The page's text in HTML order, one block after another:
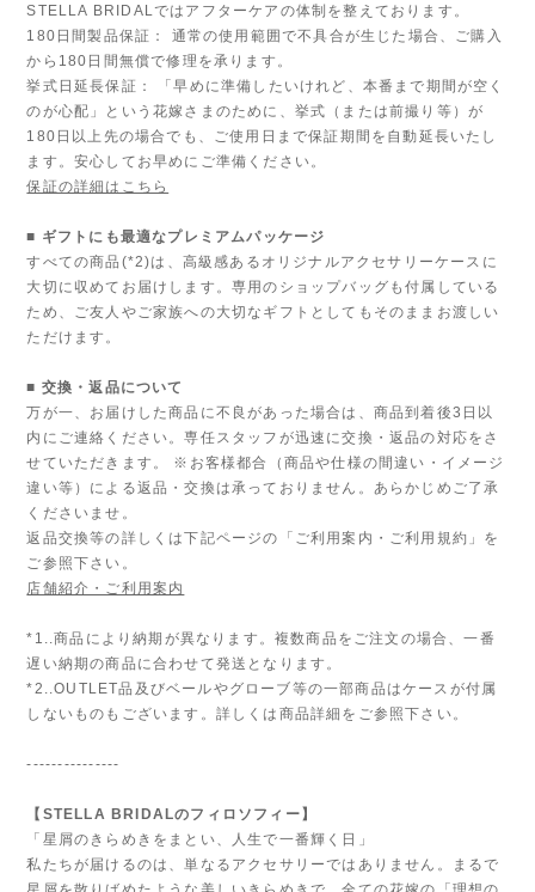
STELLA BRIDALではアフターケアの体制を整えております。
180日間製品保証： 通常の使用範囲で不具合が生じた場合、ご購入
から180日間無償で修理を承ります。
挙式日延長保証： 「早めに準備したいけれど、本番まで期間が空く
のが心配」という花嫁さまのために、挙式（または前撮り等）が
180日以上先の場合でも、ご使用日まで保証期間を自動延長いたし
ます。安心してお早めにご準備ください。
保証の詳細はこちら
■ ギフトにも最適なプレミアムパッケージ
すべての商品(*2)は、高級感あるオリジナルアクセサリーケースに
大切に収めてお届けします。専用のショップバッグも付属している
ため、ご友人やご家族への大切なギフトとしてもそのままお渡しい
ただけます。
■ 交換・返品について
万が一、お届けした商品に不良があった場合は、商品到着後3日以
内にご連絡ください。専任スタッフが迅速に交換・返品の対応をさ
せていただきます。 ※お客様都合（商品や仕様の間違い・イメージ
違い等）による返品・交換は承っておりません。あらかじめご了承
くださいませ。
返品交換等の詳しくは下記ページの「ご利用案内・ご利用規約」を
ご参照下さい。
店舗紹介・ご利用案内
*1..商品により納期が異なります。複数商品をご注文の場合、一番
遅い納期の商品に合わせて発送となります。
*2..OUTLET品及びベールやグローブ等の一部商品はケースが付属
しないものもございます。詳しくは商品詳細をご参照下さい。
---------------
【STELLA BRIDALのフィロソフィー】
「星屑のきらめきをまとい、人生で一番輝く日」
私たちが届けるのは、単なるアクセサリーではありません。まるで